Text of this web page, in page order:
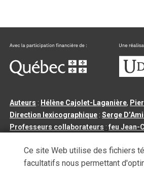
Auteurs : Hélène Cajolet-Laganière,
Direction lexicographique :Serge
Professeurs collaborateurs :feu Jean-
Tous droits réservés©Université de
Ce site Web utilise des fichiers
facultatifs nous permettant